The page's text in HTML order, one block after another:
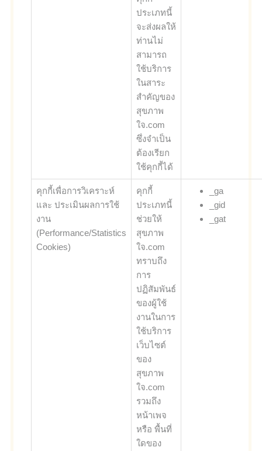
ประเภทนี้
จะส่งผลให้
ท่านไม่
สามารถ
ใช้บริการ
ในสาระ
สำคัญของ
สุขภาพ
ใจ.com
ซึ่งจำเป็น
ต้องเรียก
ใช้คุกกี้ได้
คุกกี้เพื่อการวิเคราะห์
และ ประเมินผลการใช้
งาน
(Performance/Statistics
Cookies)
คุกกี้
ประเภทนี้
ช่วยให้
สุขภาพ
ใจ.com
ทราบถึง
การ
ปฏิสัมพันธ์
ของผู้ใช้
งานในการ
ใช้บริการ
เว็บไซต์
ของ
สุขภาพ
ใจ.com
รวมถึง
หน้าเพจ
หรือ พื้นที่
ใดของ
_ga
_gid
_gat